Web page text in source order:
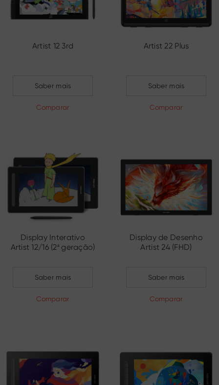
Artist 12 3rd
Saber mais
Comparar
Artist 22 Plus
Saber mais
Comparar
Display Interativo
Artist 12/16 (2ª geração)
Saber mais
Comparar
Display de Desenho
Artist 24 (FHD)
Saber mais
Comparar